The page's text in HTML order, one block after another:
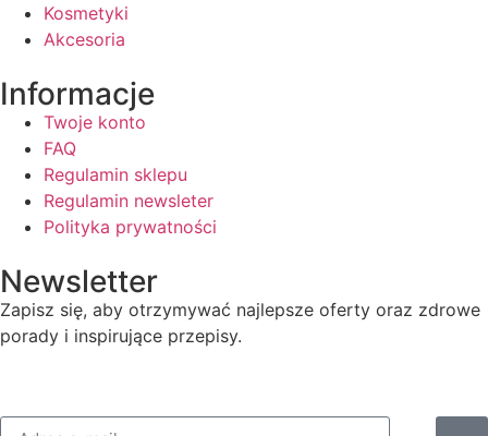
Kosmetyki
Akcesoria
Informacje
Twoje konto
FAQ
Regulamin sklepu
Regulamin newsleter
Polityka prywatności
Newsletter
Zapisz się, aby otrzymywać najlepsze oferty oraz zdrowe
porady i inspirujące przepisy.